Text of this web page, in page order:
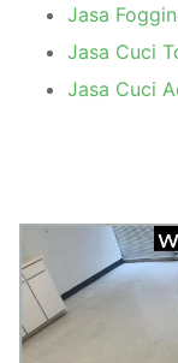
Jasa
Jasa Cuci
Jasa Cuci